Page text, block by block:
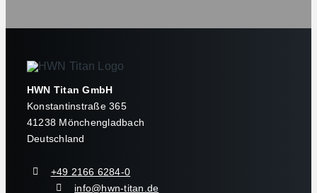
HWN Titan GmbH
Konstantinstraße 365
41238 Mönchengladbach
Deutschland
+49 2166 6284-0
info@hwn-titan.de